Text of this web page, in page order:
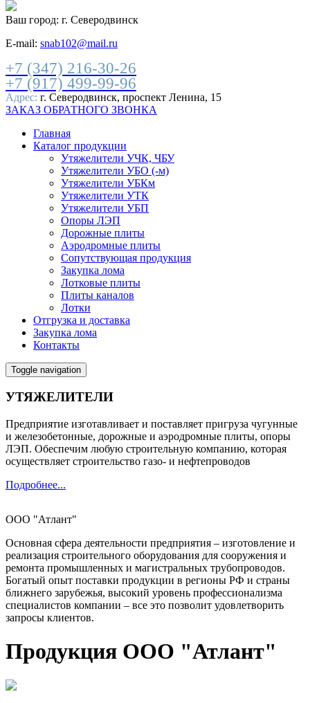
Ваш город: г. Северодвинск
E-mail: snab102@mail.ru
+7 (347) 216-30-26
+7 (917) 499-99-96
Адрес: г. Северодвинск, проспект Ленина, 15
ЗАКАЗ ОБРАТНОГО ЗВОНКА
Главная
Каталог продукции
Утяжелители УЧК, ЧБУ
Утяжелители УБО (-м)
Утяжелители УБКм
Утяжелители УТК
Утяжелители УБП
Опоры ЛЭП
Дорожные плиты
Аэродромные плиты
Сопутствующая продукция
Закупка лома
Лотковые плиты
Плиты каналов
Лотки
Отгрузка и доставка
Закупка лома
Контакты
Toggle navigation
УТЯЖЕЛИТЕЛИ
Предприятие изготавливает и поставляет пригруза чугунные
и железобетонные, дорожные и аэродромные плиты, опоры
ЛЭП. Обеспечим любую строительную компанию, которая
осуществляет строительство газо- и нефтепроводов
Подробнее...
ООО "Атлант"
Основная сфера деятельности предприятия – изготовление и
реализация строительного оборудования для сооружения и
ремонта промышленных и магистральных трубопроводов.
Богатый опыт поставки продукции в регионы РФ и страны
ближнего зарубежья, высокий уровень профессионализма
специалистов компании – все это позволит удовлетворить
запросы клиентов.
Продукция ООО "Атлант"